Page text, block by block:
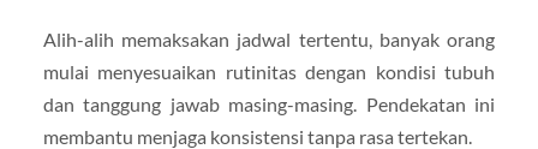
Alih-alih memaksakan jadwal tertentu, banyak orang
mulai menyesuaikan rutinitas dengan kondisi tubuh
dan tanggung jawab masing-masing. Pendekatan ini
membantu menjaga konsistensi tanpa rasa tertekan.